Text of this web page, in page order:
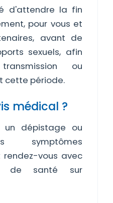
d'attendre la fin
pour vous et
avant de
sexuels, afin
ou
cette période.
médical ?
un dépistage ou
symptômes
rendez-vous avec
de santé sur